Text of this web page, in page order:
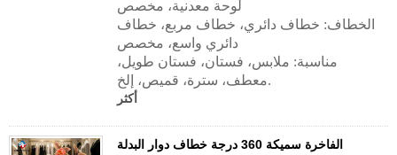
لوحة معدنية، مخصص
الخطاف: خطاف دائري، خطاف مربع، خطاف
دائري واسع، مخصص
مناسبة: ملابس، فستان، فستان طويل،
معطف، سترة، قميص، إلخ.
أكثر
الفاخرة سميكة 360 درجة خطاف دوار البدلة